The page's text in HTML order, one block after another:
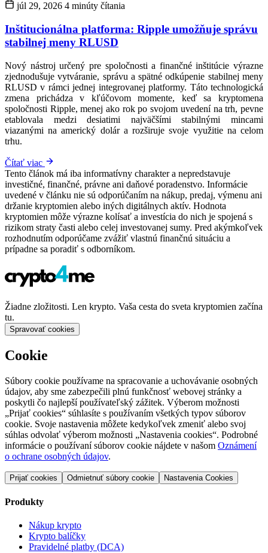
júl 29, 2026 4 minúty čítania
Inštitucionálna platforma: Ripple umožňuje správu
stabilnej meny RLUSD
Nový nástroj určený pre spoločnosti a finančné inštitúcie výrazne
zjednodušuje vytváranie, správu a spätné odkúpenie stabilnej meny
RLUSD v rámci jednej integrovanej platformy. Táto technologická
zmena prichádza v kľúčovom momente, keď sa kryptomena
spoločnosti Ripple, menej ako rok po svojom uvedení na trh, pevne
etablovala medzi desiatimi najväčšími stabilnými mincami
viazanými na americký dolár a rozširuje svoje využitie na celom
trhu.
Čítať viac
Tento článok má iba informatívny charakter a nepredstavuje
investičné, finančné, právne ani daňové poradenstvo. Informácie
uvedené v článku nie sú odporúčaním na nákup, predaj, výmenu ani
držanie kryptomien alebo iných digitálnych aktív. Hodnota
kryptomien môže výrazne kolísať a investícia do nich je spojená s
rizikom straty časti alebo celej investovanej sumy. Pred akýmkoľvek
rozhodnutím odporúčame zvážiť vlastnú finančnú situáciu a
prípadne sa poradiť s odborníkom.
Žiadne zložitosti. Len krypto. Vaša cesta do sveta kryptomien začína
tu.
Spravovať cookies
Cookie
Súbory cookie používame na spracovanie a uchovávanie osobných
údajov, aby sme zabezpečili plnú funkčnosť webovej stránky a
poskytli čo najlepší používateľský zážitek. Výberom možnosti
„Prijať cookies“ súhlasíte s používaním všetkých typov súborov
cookie. Svoje nastavenia môžete kedykoľvek zmeniť alebo svoj
súhlas odvolať výberom možnosti „Nastavenia cookies“. Podrobné
informácie o používaní súborov cookie nájdete v našom Oznámení
o ochrane osobných údajov.
Prijať cookies Odmietnuť súbory cookie Nastavenia Cookies
Produkty
Nákup krypto
Krypto balíčky
Pravidelné platby (DCA)